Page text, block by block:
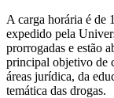
A carga horária é de
expedido pela
prorrogadas e estão
principal objetivo de
áreas jurídica, da
temática das drogas.